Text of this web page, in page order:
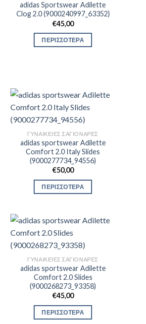
adidas Sportswear Adilette
Clog 2.0 (9000240997_63352)
€45,00
ΠΕΡΙΣΣΟΤΕΡΑ
ΓΥΝΑΙΚΕΊΕΣ ΣΑΓΙΟΝΆΡΕΣ
adidas sportswear Adilette
Comfort 2.0 Italy Slides
(9000277734_94556)
€50,00
ΠΕΡΙΣΣΟΤΕΡΑ
ΓΥΝΑΙΚΕΊΕΣ ΣΑΓΙΟΝΆΡΕΣ
adidas sportswear Adilette
Comfort 2.0 Slides
(9000268273_93358)
€45,00
ΠΕΡΙΣΣΟΤΕΡΑ